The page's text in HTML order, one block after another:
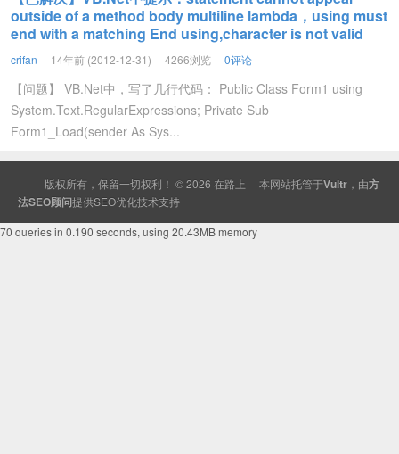
outside of a method body multiline lambda，using must
end with a matching End using,character is not valid
crifan 14年前 (2012-12-31) 4266浏览 0评论
【问题】 VB.Net中，写了几行代码： Public Class Form1 using
System.Text.RegularExpressions; Private Sub
Form1_Load(sender As Sys...
版权所有，保留一切权利！ © 2026 在路上 本网站托管于Vultr ，由方
法SEO顾问提供SEO优化技术支持
70 queries in 0.190 seconds, using 20.43MB memory